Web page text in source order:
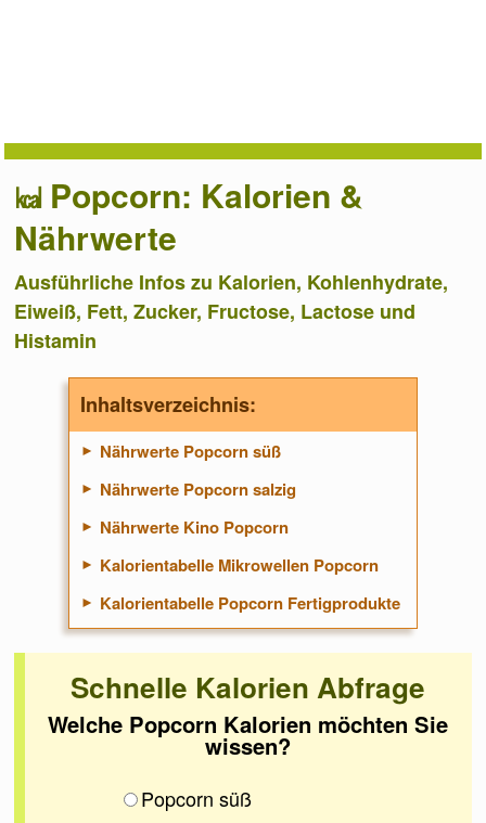
Popcorn: Kalorien &
Nährwerte
Ausführliche Infos zu Kalorien, Kohlenhydrate,
Eiweiß, Fett, Zucker, Fructose, Lactose und
Histamin
Inhaltsverzeichnis:
Nährwerte Popcorn süß
Nährwerte Popcorn salzig
Nährwerte Kino Popcorn
Kalorientabelle Mikrowellen Popcorn
Kalorientabelle Popcorn Fertigprodukte
Schnelle Kalorien Abfrage
Welche Popcorn Kalorien möchten Sie
wissen?
Popcorn süß